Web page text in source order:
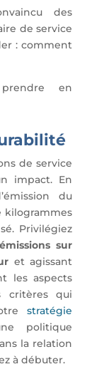
des
de service
: comment
en
de service
impact. En
du
kilogrammes
Privilégiez
sur
et agissant
les aspects
critères qui
stratégie
politique
la relation
à débuter.